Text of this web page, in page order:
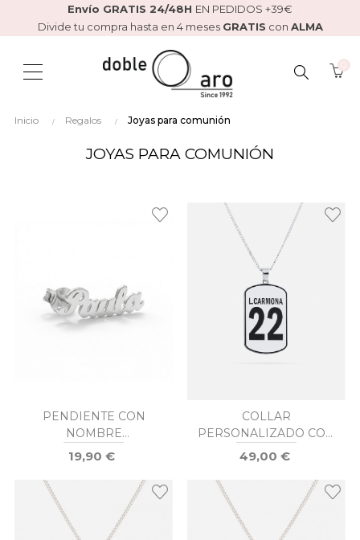
Envío GRATIS 24/48H EN PEDIDOS +39€
Divide tu compra hasta en 4 meses GRATIS con ALMA
BUSCAR
Inicio Regalos Joyas para comunión
JOYAS PARA COMUNIÓN
PENDIENTE CON
NOMBRE
PERSONALIZADO
19,90 €
COLLAR
PERSONALIZADO CON
NOMBRE Y NÚMERO
DE DORSAL EN PLATA
49,00 €